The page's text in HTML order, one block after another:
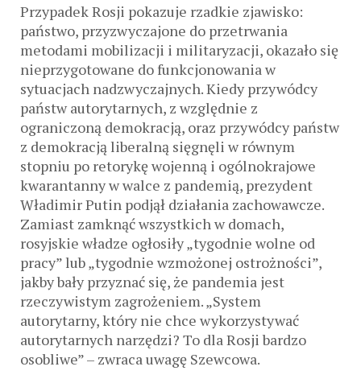
Przypadek Rosji pokazuje rzadkie zjawisko:
państwo, przyzwyczajone do przetrwania
metodami mobilizacji i militaryzacji, okazało się
nieprzygotowane do funkcjonowania w
sytuacjach nadzwyczajnych. Kiedy przywódcy
państw autorytarnych, z względnie z
ograniczoną demokracją, oraz przywódcy państw
z demokracją liberalną sięgnęli w równym
stopniu po retorykę wojenną i ogólnokrajowe
kwarantanny w walce z pandemią, prezydent
Władimir Putin podjął działania zachowawcze.
Zamiast zamknąć wszystkich w domach,
rosyjskie władze ogłosiły „tygodnie wolne od
pracy” lub „tygodnie wzmożonej ostrożności”,
jakby bały przyznać się, że pandemia jest
rzeczywistym zagrożeniem. „System
autorytarny, który nie chce wykorzystywać
autorytarnych narzędzi? To dla Rosji bardzo
osobliwe” – zwraca uwagę Szewcowa.